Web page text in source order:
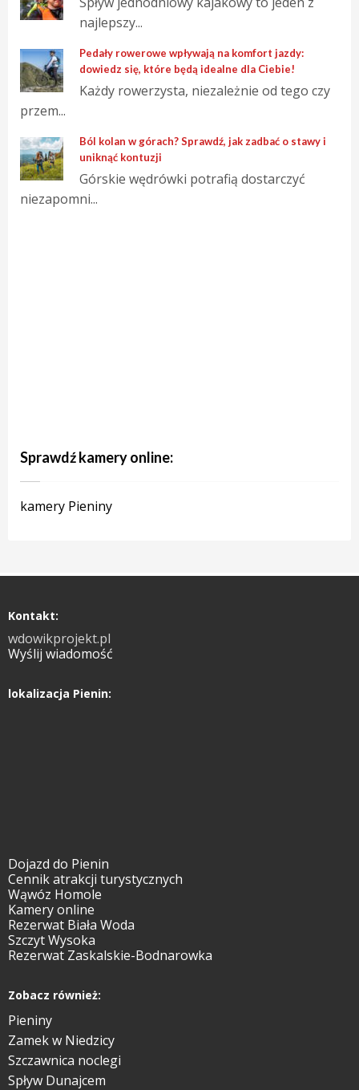
najlepszy...
Pedały rowerowe wpływają na komfort jazdy:
dowiedz się, które będą idealne dla Ciebie!
Każdy rowerzysta, niezależnie od tego czy
przem...
Ból kolan w górach? Sprawdź, jak zadbać o stawy i
uniknąć kontuzji
Górskie wędrówki potrafią dostarczyć
niezapomni...
Sprawdź kamery online:
kamery Pieniny
Kontakt:
wdowikprojekt.pl
Wyślij wiadomość
lokalizacja Pienin:
Dojazd do Pienin
Cennik atrakcji turystycznych
Wąwóz Homole
Kamery online
Rezerwat Biała Woda
Szczyt Wysoka
Rezerwat Zaskalskie-Bodnarowka
Zobacz również:
Pieniny
Zamek w Niedzicy
Szczawnica noclegi
Spływ Dunajcem